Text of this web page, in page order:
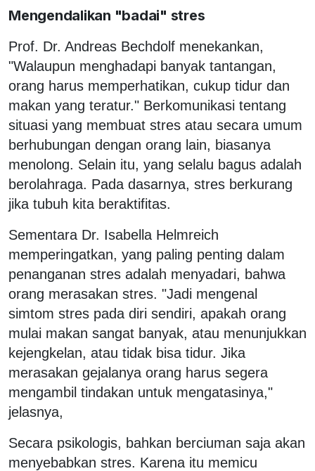
Mengendalikan "badai" stres
Prof. Dr. Andreas Bechdolf menekankan,
"Walaupun menghadapi banyak tantangan,
orang harus memperhatikan, cukup tidur dan
makan yang teratur." Berkomunikasi tentang
situasi yang membuat stres atau secara umum
berhubungan dengan orang lain, biasanya
menolong. Selain itu, yang selalu bagus adalah
berolahraga. Pada dasarnya, stres berkurang
jika tubuh kita beraktifitas.
Sementara Dr. Isabella Helmreich
memperingatkan, yang paling penting dalam
penanganan stres adalah menyadari, bahwa
orang merasakan stres. "Jadi mengenal
simtom stres pada diri sendiri, apakah orang
mulai makan sangat banyak, atau menunjukkan
kejengkelan, atau tidak bisa tidur. Jika
merasakan gejalanya orang harus segera
mengambil tindakan untuk mengatasinya,"
jelasnya,
Secara psikologis, bahkan berciuman saja akan
menyebabkan stres. Karena itu memicu